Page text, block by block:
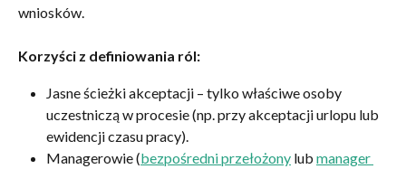
wniosków.
Korzyści z definiowania ról:
Jasne ścieżki akceptacji – tylko właściwe osoby
uczestniczą w procesie (np. przy akceptacji urlopu lub
ewidencji czasu pracy).
Managerowie (bezpośredni przełożony lub manager